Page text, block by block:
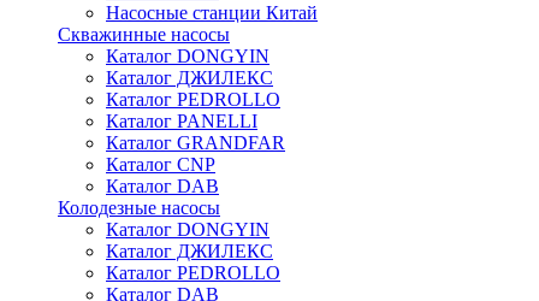
Насосные станции Китай
Скважинные насосы
Каталог DONGYIN
Каталог ДЖИЛЕКС
Каталог PEDROLLO
Каталог PANELLI
Каталог GRANDFAR
Каталог CNP
Каталог DAB
Колодезные насосы
Каталог DONGYIN
Каталог ДЖИЛЕКС
Каталог PEDROLLO
Каталог DAB